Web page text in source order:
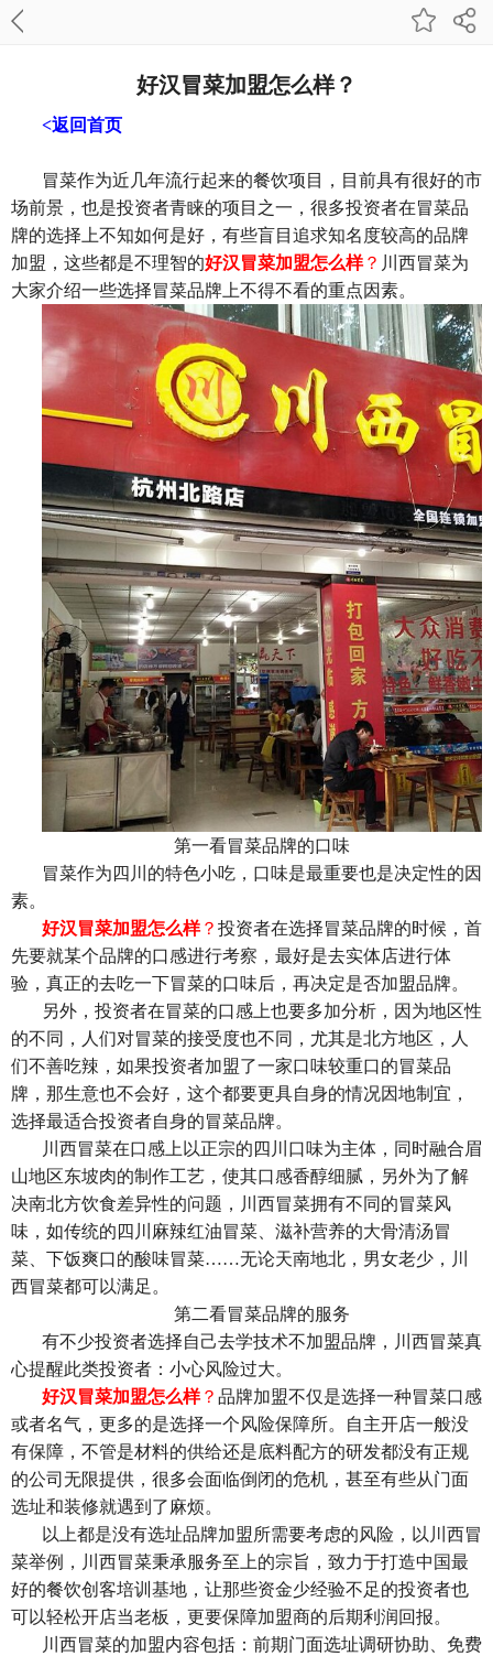
好汉冒菜加盟怎么样？
<返回首页
冒菜作为近几年流行起来的餐饮项目，目前具有很好的市
场前景，也是投资者青睐的项目之一，很多投资者在冒菜品
牌的选择上不知如何是好，有些盲目追求知名度较高的品牌
加盟，这些都是不理智的好汉冒菜加盟怎么样？ 川西冒菜为
大家介绍一些选择冒菜品牌上不得不看的重点因素。
第一看冒菜品牌的口味
冒菜作为四川的特色小吃，口味是最重要也是决定性的因
素。
好汉冒菜加盟怎么样？ 投资者在选择冒菜品牌的时候，首
先要就某个品牌的口感进行考察，最好是去实体店进行体
验，真正的去吃一下冒菜的口味后，再决定是否加盟品牌。
另外，投资者在冒菜的口感上也要多加分析，因为地区性
的不同，人们对冒菜的接受度也不同，尤其是北方地区，人
们不善吃辣，如果投资者加盟了一家口味较重口的冒菜品
牌，那生意也不会好，这个都要更具自身的情况因地制宜，
选择最适合投资者自身的冒菜品牌。
川西冒菜在口感上以正宗的四川口味为主体，同时融合眉
山地区东坡肉的制作工艺，使其口感香醇细腻，另外为了解
决南北方饮食差异性的问题，川西冒菜拥有不同的冒菜风
味，如传统的四川麻辣红油冒菜、滋补营养的大骨清汤冒
菜、下饭爽口的酸味冒菜……无论天南地北，男女老少，川
西冒菜都可以满足。
第二看冒菜品牌的服务
有不少投资者选择自己去学技术不加盟品牌，川西冒菜真
心提醒此类投资者：小心风险过大。
好汉冒菜加盟怎么样？ 品牌加盟不仅是选择一种冒菜口感
或者名气，更多的是选择一个风险保障所。自主开店一般没
有保障，不管是材料的供给还是底料配方的研发都没有正规
的公司无限提供，很多会面临倒闭的危机，甚至有些从门面
选址和装修就遇到了麻烦。
以上都是没有选址品牌加盟所需要考虑的风险，以川西冒
菜举例，川西冒菜秉承服务至上的宗旨，致力于打造中国最
好的餐饮创客培训基地，让那些资金少经验不足的投资者也
可以轻松开店当老板，更要保障加盟商的后期利润回报。
川西冒菜的加盟内容包括：前期门面选址调研协助、免费